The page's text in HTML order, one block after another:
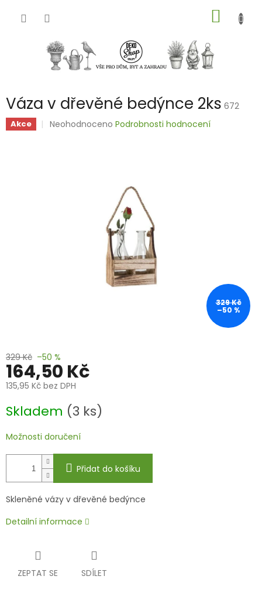
KOŠÍK
Váza v dřevěné bedýnce 2ks 672
Akce
Průměrné
Neohodnoceno Podrobnosti hodnocení
329 Kč
–50 %
329 Kč –50 %
164,50 Kč
135,95 Kč bez DPH
cena:
Skladem (3 ks)
Možnosti doručení
Přidat do košíku
Skleněné vázy v dřevěné bedýnce
Detailní informace
ZEPTAT SE SDÍLET